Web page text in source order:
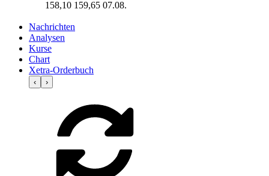
158,10 159,65 07.08.
Nachrichten
Analysen
Kurse
Chart
Xetra-Orderbuch
‹ ›